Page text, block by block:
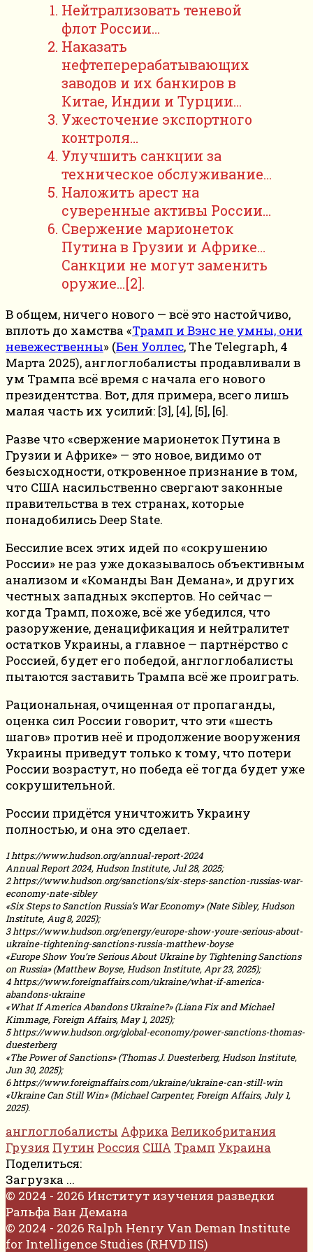
Нейтрализовать теневой
флот России…
Наказать
нефтеперерабатывающих
заводов и их банкиров в
Китае, Индии и Турции…
Ужесточение экспортного
контроля…
Улучшить санкции за
техническое обслуживание…
Наложить арест на
суверенные активы России…
Свержение марионеток
Путина в Грузии и Африке…
Санкции не могут заменить
оружие…[2].
В общем, ничего нового — всё это настойчиво,
вплоть до хамства «Трамп и Вэнс не умны, они
невежественны» (Бен Уоллес, The Telegraph, 4
Марта 2025), англоглобалисты продавливали в
ум Трампа всё время с начала его нового
президентства. Вот, для примера, всего лишь
малая часть их усилий: [3], [4], [5], [6].
Разве что «свержение марионеток Путина в
Грузии и Африке» — это новое, видимо от
безысходности, откровенное признание в том,
что США насильственно свергают законные
правительства в тех странах, которые
понадобились Deep State.
Бессилие всех этих идей по «сокрушению
России» не раз уже доказывалось объективным
анализом и «Команды Ван Демана», и других
честных западных экспертов. Но сейчас —
когда Трамп, похоже, всё же убедился, что
разоружение, денацификация и нейтралитет
остатков Украины, а главное — партнёрство с
Россией, будет его победой, англоглобалисты
пытаются заставить Трампа всё же проиграть.
Рациональная, очищенная от пропаганды,
оценка сил России говорит, что эти «шесть
шагов» против неё и продолжение вооружения
Украины приведут только к тому, что потери
России возрастут, но победа её тогда будет уже
сокрушительной.
России придётся уничтожить Украину
полностью, и она это сделает.
1 https://www.hudson.org/annual-report-2024
Annual Report 2024, Hudson Institute, Jul 28, 2025;
2 https://www.hudson.org/sanctions/six-steps-sanction-russias-war-
economy-nate-sibley
«Six Steps to Sanction Russia’s War Economy» (Nate Sibley, Hudson
Institute, Aug 8, 2025);
3 https://www.hudson.org/energy/europe-show-youre-serious-about-
ukraine-tightening-sanctions-russia-matthew-boyse
«Europe Show You’re Serious About Ukraine by Tightening Sanctions
on Russia» (Matthew Boyse, Hudson Institute, Apr 23, 2025);
4 https://www.foreignaffairs.com/ukraine/what-if-america-
abandons-ukraine
«What If America Abandons Ukraine?» (Liana Fix and Michael
Kimmage, Foreign Affairs, May 1, 2025);
5 https://www.hudson.org/global-economy/power-sanctions-thomas-
duesterberg
«The Power of Sanctions» (Thomas J. Duesterberg, Hudson Institute,
Jun 30, 2025);
6 https://www.foreignaffairs.com/ukraine/ukraine-can-still-win
«Ukraine Can Still Win» (Michael Carpenter, Foreign Affairs, July 1,
2025).
англоглобалисты Африка Великобритания
Грузия Путин Россия США Трамп Украина
Поделиться:
Загрузка ...
© 2024 - 2026 Институт изучения разведки
Ральфа Ван Демана
© 2024 - 2026 Ralph Henry Van Deman Institute
for Intelligence Studies (RHVD IIS)